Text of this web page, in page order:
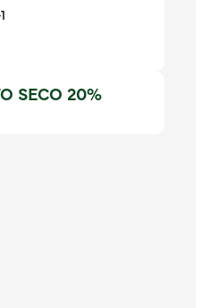
SECO 20%